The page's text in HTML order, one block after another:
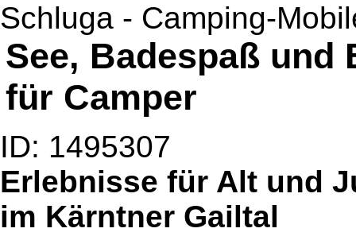
Schluga - Camping-
See, Badespaß und
für Camper
ID: 1495307
Erlebnisse für Alt und
im Kärntner Gailtal